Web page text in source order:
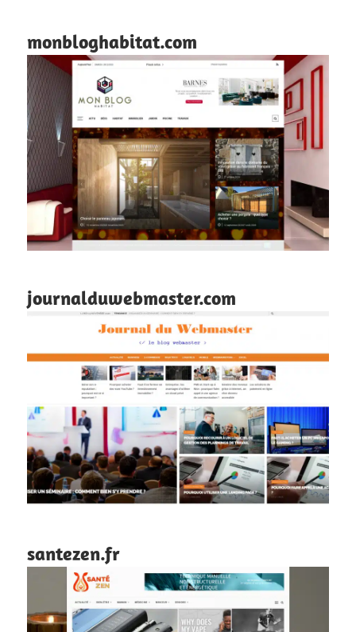
monbloghabitat.com
journalduwebmaster.com
santezen.fr